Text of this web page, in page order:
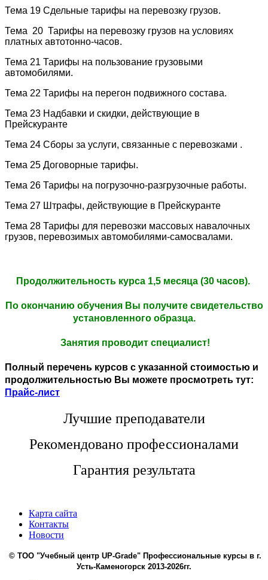
Тема 19 Сдельные тарифы на перевозку грузов.
Тема 20 Тарифы на перевозку грузов на условиях
платных автотонно-часов.
Тема 21 Тарифы на пользование грузовыми
автомобилями.
Тема 22 Тарифы на перегон подвижного состава.
Тема 23 Надбавки и скидки, действующие в
Прейскуранте
Тема 24 Сборы за услуги, связанные с перевозками .
Тема 25 Договорные тарифы.
Тема 26 Тарифы на погрузочно-разгрузочные работы.
Тема 27 Штрафы, действующие в Прейскуранте
Тема 28 Тарифы для перевозки массовых навалочных
грузов, перевозимых автомобилями-самосвалами.
Продолжительность курса 1,5 месяца (30 часов).
По окончанию обучения Вы получите свидетельство
установленного образца.
Занятия проводит специалист!
Полный перечень курсов с указанной стоимостью и
продолжительностью Вы можете просмотреть тут:
Прайс-лист
Лучшие преподаватели
Рекомендовано профессионалами
Гарантия результата
Карта сайта
Контакты
Новости
© ТОО "Учебный центр UP-Grade" Профессиональные курсы в г.
Усть-Каменогорск 2013-2026гг.